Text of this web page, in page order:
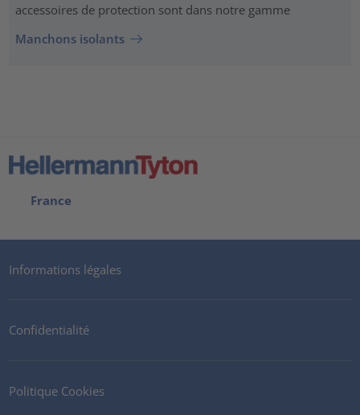
accessoires de protection sont dans notre gamme
Manchons isolants
France
Informations légales
Confidentialité
Politique Cookies